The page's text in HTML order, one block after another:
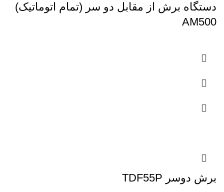
دستگاه برش از مقابل دو سر (تمام اتوماتیک)
AM500
برش دوسر TDF55P